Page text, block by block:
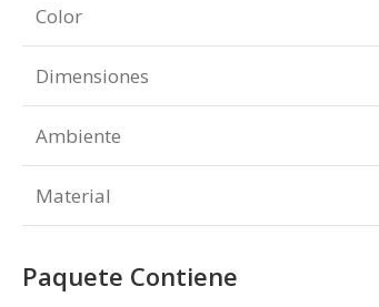
Color
Dimensiones
Ambiente
Material
Paquete Contiene